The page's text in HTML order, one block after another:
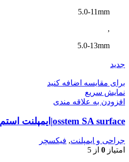
5.0-11mm
,
5.0-13mm
جدید
برای مقایسه اضافه کنید
نمایش سریع
افزودن به علاقه مندی
osstem SA surface|ایمپلنت استم
جراحی و ایمپلنت, فیکسچر
امتیاز 0 از 5